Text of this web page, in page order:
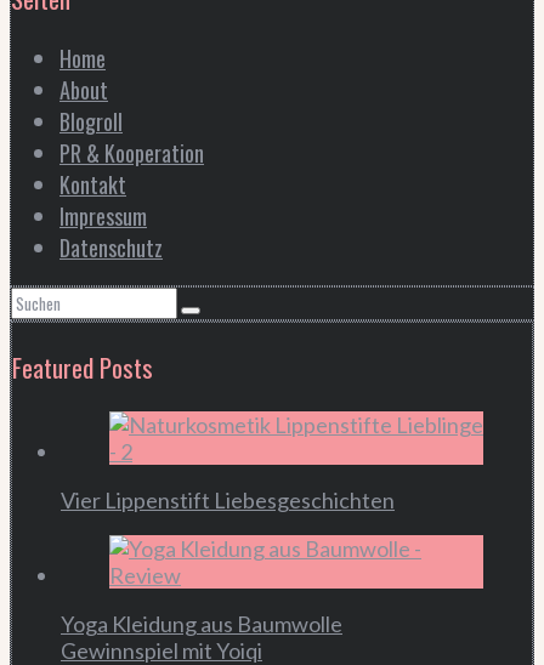
Home
About
Blogroll
PR & Kooperation
Kontakt
Impressum
Datenschutz
Featured Posts
Vier Lippenstift Liebesgeschichten
Yoga Kleidung aus Baumwolle
Gewinnspiel mit Yoiqi